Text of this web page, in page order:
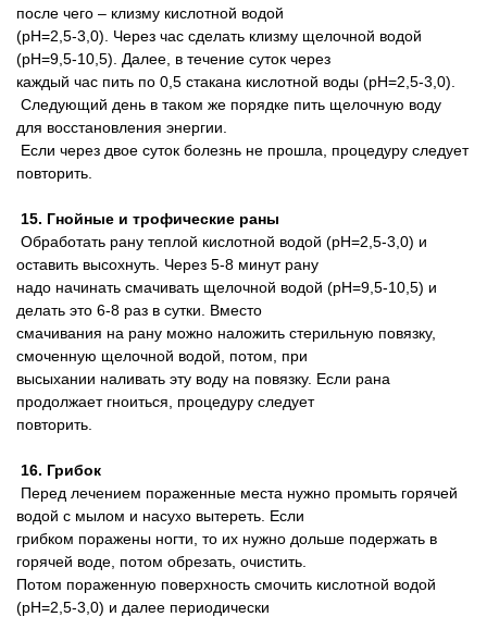
после чего – клизму кислотной водой
(pH=2,5-3,0). Через час сделать клизму щелочной водой
(pH=9,5-10,5). Далее, в течение суток через
каждый час пить по 0,5 стакана кислотной воды (pH=2,5-3,0).
Следующий день в таком же порядке пить щелочную воду
для восстановления энергии.
Если через двое суток болезнь не прошла, процедуру следует
повторить.
15. Гнойные и трофические раны
Обработать рану теплой кислотной водой (pH=2,5-3,0) и
оставить высохнуть. Через 5-8 минут рану
надо начинать смачивать щелочной водой (pH=9,5-10,5) и
делать это 6-8 раз в сутки. Вместо
смачивания на рану можно наложить стерильную повязку,
смоченную щелочной водой, потом, при
высыхании наливать эту воду на повязку. Если рана
продолжает гноиться, процедуру следует
повторить.
16. Грибок
Перед лечением пораженные места нужно промыть горячей
водой с мылом и насухо вытереть. Если
грибком поражены ногти, то их нужно дольше подержать в
горячей воде, потом обрезать, очистить.
Потом пораженную поверхность смочить кислотной водой
(pH=2,5-3,0) и далее периодически